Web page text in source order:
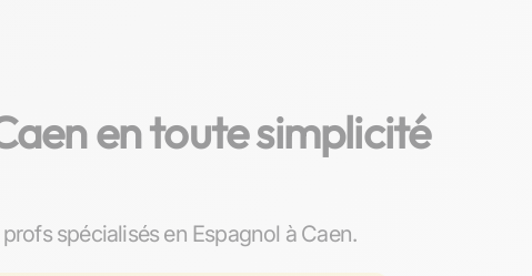
en toute simplicité
spécialisés en Espagnol à Caen.